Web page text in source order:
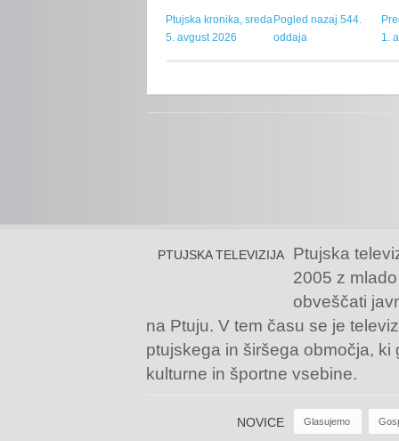
Ptujska kronika, sreda
5. avgust 2026
Pogled nazaj 544.
oddaja
1.
PTUJSKA TELEVIZIJA
Ptujska
2005 z
obveščati
na Ptuju. V tem času se je
ptujskega in širšega območja,
kulturne in športne vsebine.
NOVICE Glasujemo